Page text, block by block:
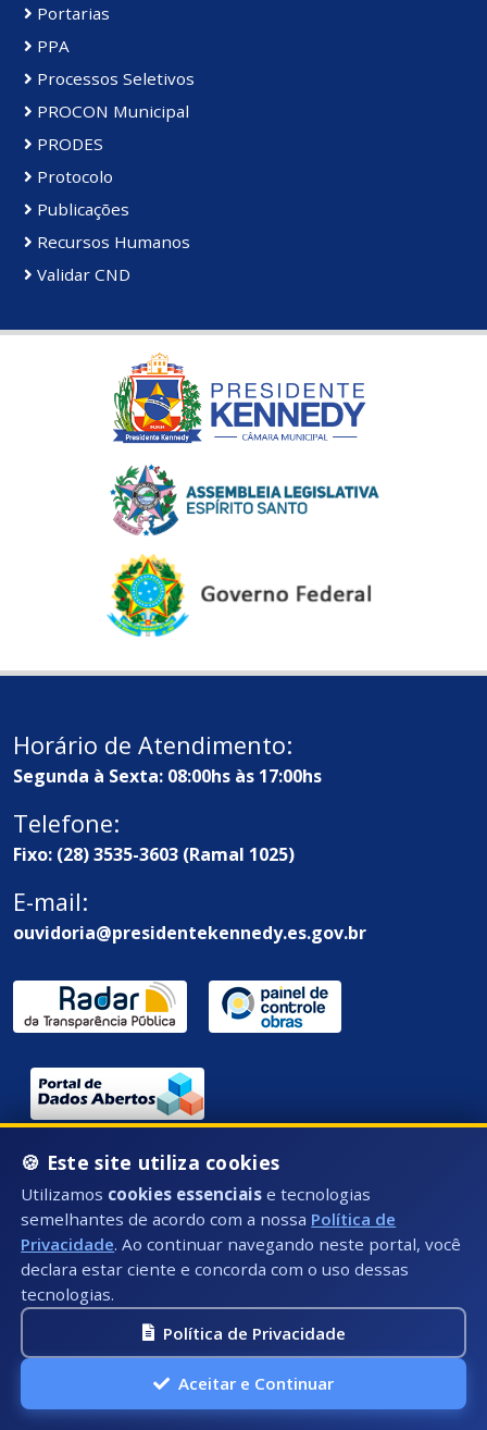
Portarias
PPA
Processos Seletivos
PROCON Municipal
PRODES
Protocolo
Publicações
Recursos Humanos
Validar CND
Horário de Atendimento:
Segunda à Sexta: 08:00hs às 17:00hs
Telefone:
Fixo: (28) 3535-3603 (Ramal 1025)
E-mail:
ouvidoria@presidentekennedy.es.gov.br
Endereço / Ouvidoria:
Rua Átila Vivaqua, Nº 79 - Centro, Presidente
Kennedy - ES, CEP: 29350-000
🍪 Este site utiliza cookies
Utilizamos cookies essenciais e tecnologias
semelhantes de acordo com a nossa Política de
Privacidade. Ao continuar navegando neste portal, você
declara estar ciente e concorda com o uso dessas
tecnologias.
Política de Privacidade
Aceitar e Continuar